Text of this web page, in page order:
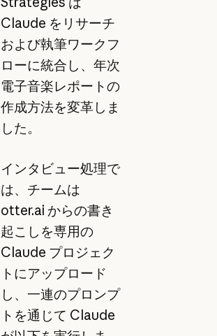
Claude をリサーチ
および執筆ワークフ
ローに統合し、年次
電子音楽レポートの
作成方法を変革しま
した。
インタビュー処理で
は、チームは
otter.ai からの書き
起こしを専用の
Claude プロジェク
トにアップロード
し、一連のプロンプ
トを通じて Claude